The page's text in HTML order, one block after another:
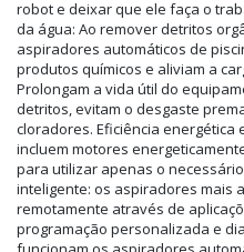
robot e deixar que ele faça o
da água: Ao remover detritos
aspiradores automáticos de
produtos químicos e aliviam a
Prolongam a vida útil do
detritos, evitam o desgaste
cloradores. Eficiência
incluem motores
para utilizar apenas o
inteligente: os aspiradores mais
remotamente através de
programação personalizada e